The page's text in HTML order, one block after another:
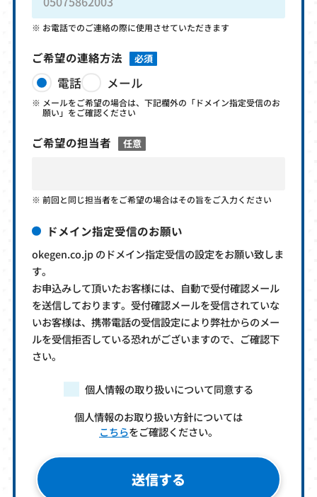
お電話でのご連絡の際に使用させていただきます
ご希望の連絡方法 必須
電話 メール
メールをご希望の場合は、下記欄外の「ドメイン指定受信のお
願い」をご確認ください
ご希望の担当者 任意
前回と同じ担当者をご希望の場合はその旨をご入力ください
ドメイン指定受信のお願い
okegen.co.jp のドメイン指定受信の設定をお願い致しま
す。
お申込みして頂いたお客様には、自動で受付確認メール
を送信しております。受付確認メールを受信されていな
いお客様は、携帯電話の受信設定により弊社からのメー
ルを受信拒否している恐れがございますので、ご確認下
さい。
個人情報の取り扱いについて同意する
個人情報のお取り扱い方針については
こちらをご確認ください。